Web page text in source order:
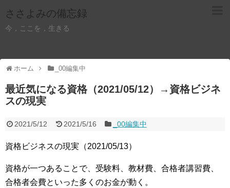
ささよみの備忘録
今，ここを，生きる
ホーム _00編集中
最近気になる資格（2021/05/12）→資格ビジネ
スの現実
2021/5/12 2021/5/16 _00編集中
資格ビジネスの現実（2021/05/13）
資格が一つあることで、受験料、教材費、合格者講習費、
合格者会費といった多くのお金が動く。